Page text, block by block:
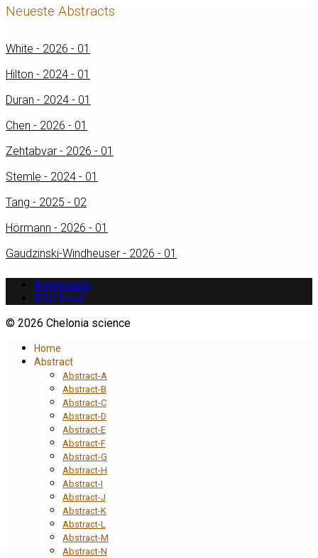
Neueste Abstracts
White - 2026 - 01
Hilton - 2024 - 01
Duran - 2024 - 01
Chen - 2026 - 01
Zehtabvar - 2026 - 01
Stemle - 2024 - 01
Tang - 2025 - 02
Hörmann - 2026 - 01
Gaudzinski-Windheuser - 2026 - 01
Impressum
RSS Feed
© 2026 Chelonia science
Home
Abstract
Abstract-A
Abstract-B
Abstract-C
Abstract-D
Abstract-E
Abstract-F
Abstract-G
Abstract-H
Abstract-I
Abstract-J
Abstract-K
Abstract-L
Abstract-M
Abstract-N